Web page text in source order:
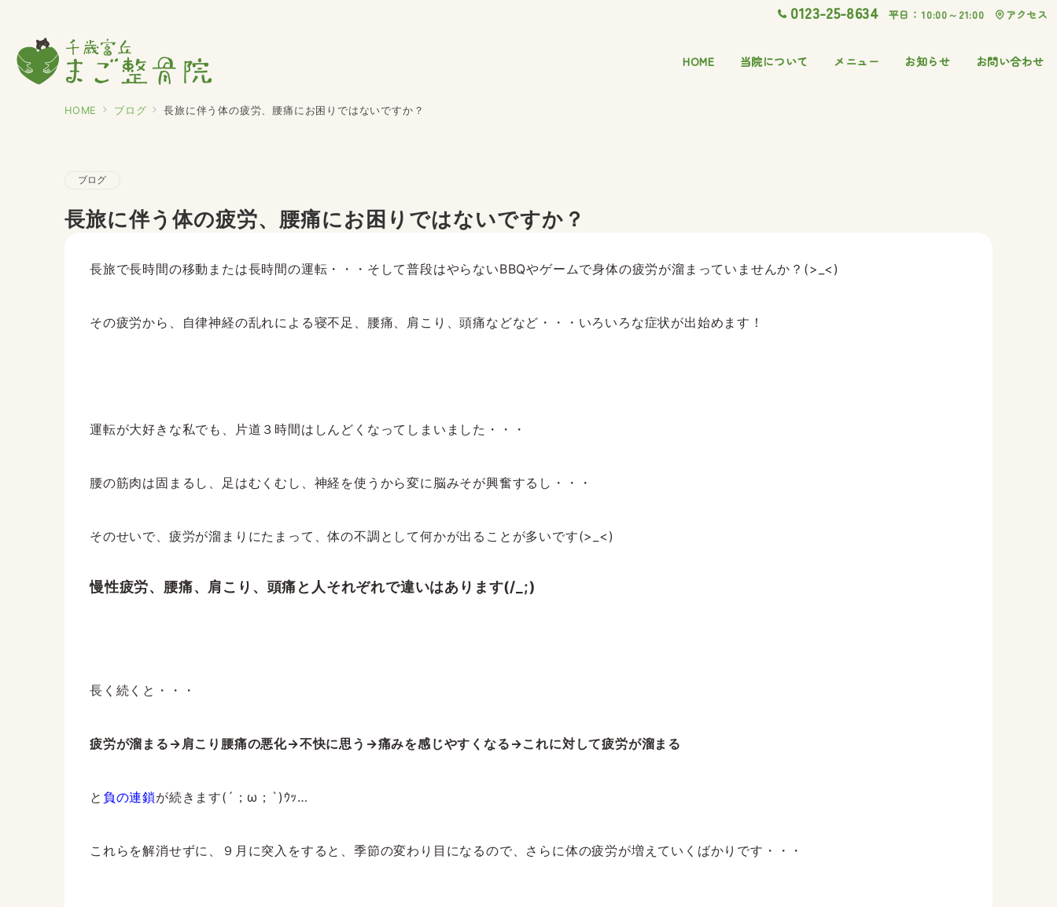
0123-25-8634 平日：10:00～21:00 アクセス
HOME 当院について メニュー お知らせ お問い合わせ
HOME ブログ 長旅に伴う体の疲労、腰痛にお困りではないですか？
ブログ
長旅に伴う体の疲労、腰痛にお困りではないですか？
長旅で長時間の移動または長時間の運転・・・そして普段はやらないBBQやゲームで身体の疲労が溜まっていませんか？(>_<)
その疲労から、自律神経の乱れによる寝不足、腰痛、肩こり、頭痛などなど・・・いろいろな症状が出始めます！
運転が大好きな私でも、片道３時間はしんどくなってしまいました・・・
腰の筋肉は固まるし、足はむくむし、神経を使うから変に脳みそが興奮するし・・・
そのせいで、疲労が溜まりにたまって、体の不調として何かが出ることが多いです(>_<)
慢性疲労、腰痛、肩こり、頭痛と人それぞれで違いはあります(/_;)
長く続くと・・・
疲労が溜まる→肩こり腰痛の悪化→不快に思う→痛みを感じやすくなる→これに対して疲労が溜まる
と 負の連鎖が続きます(´；ω；`)ｳｯ…
これらを解消せずに、９月に突入をすると、季節の変わり目になるので、さらに体の疲労が増えていくばかりです・・・